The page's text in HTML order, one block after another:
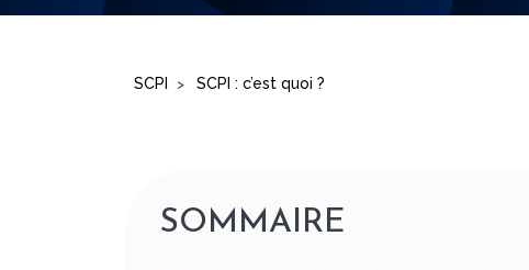
SCPI > SCPI : c’est quoi ?
SOMMAIRE